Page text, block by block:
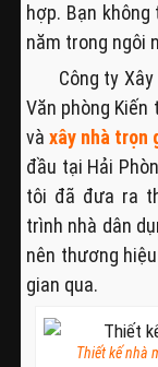
hợp. Bạn
năm trong ngôi
Công ty
Văn phòng
vàxây nhà trọn
đầu tại Hải
tôi đã đưa ra
trình nhà dân
nên thương
gian qua.
Thiết kế nhà